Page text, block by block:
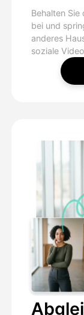
Behalten
bei und
anderes
soziale